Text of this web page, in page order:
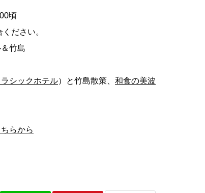
頃
ださい。
竹島
シックホテル）と竹島散策、 和食の美波
ちらから